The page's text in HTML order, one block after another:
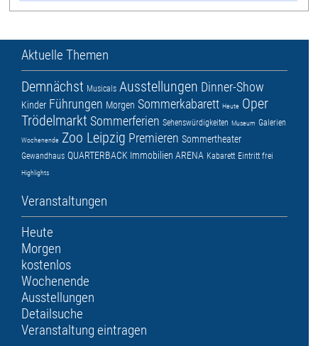
Aktuelle Themen
Demnächst Musicals Ausstellungen Dinner-Show
Kinder Führungen Morgen Sommerkabarett Heute Oper
Trödelmarkt Sommerferien Sehenswürdigkeiten Museum Galerien
Wochenende Zoo Leipzig Premieren Sommertheater
Gewandhaus QUARTERBACK Immobilien ARENA Kabarett Eintritt frei
Highlights
Veranstaltungen
Heute
Morgen
kostenlos
Wochenende
Ausstellungen
Detailsuche
Veranstaltung eintragen